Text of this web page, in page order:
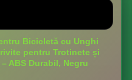
Bicicletă cu Unghi
pentru Trotinete și
ABS Durabil, Negru